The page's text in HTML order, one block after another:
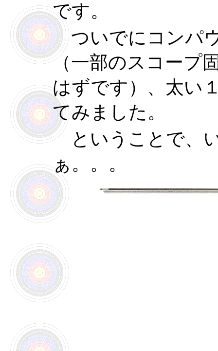
です。
ついでにコンパ
（一部のスコープ
はずです）、太い
てみました。
ということで、
ぁ。。。